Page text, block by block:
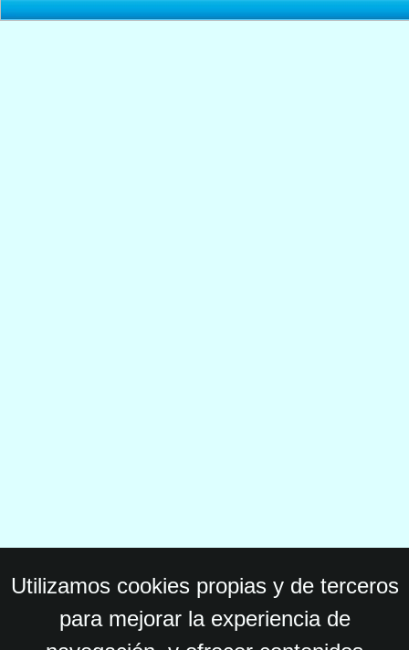
Utilizamos cookies propias y de terceros
para mejorar la experiencia de